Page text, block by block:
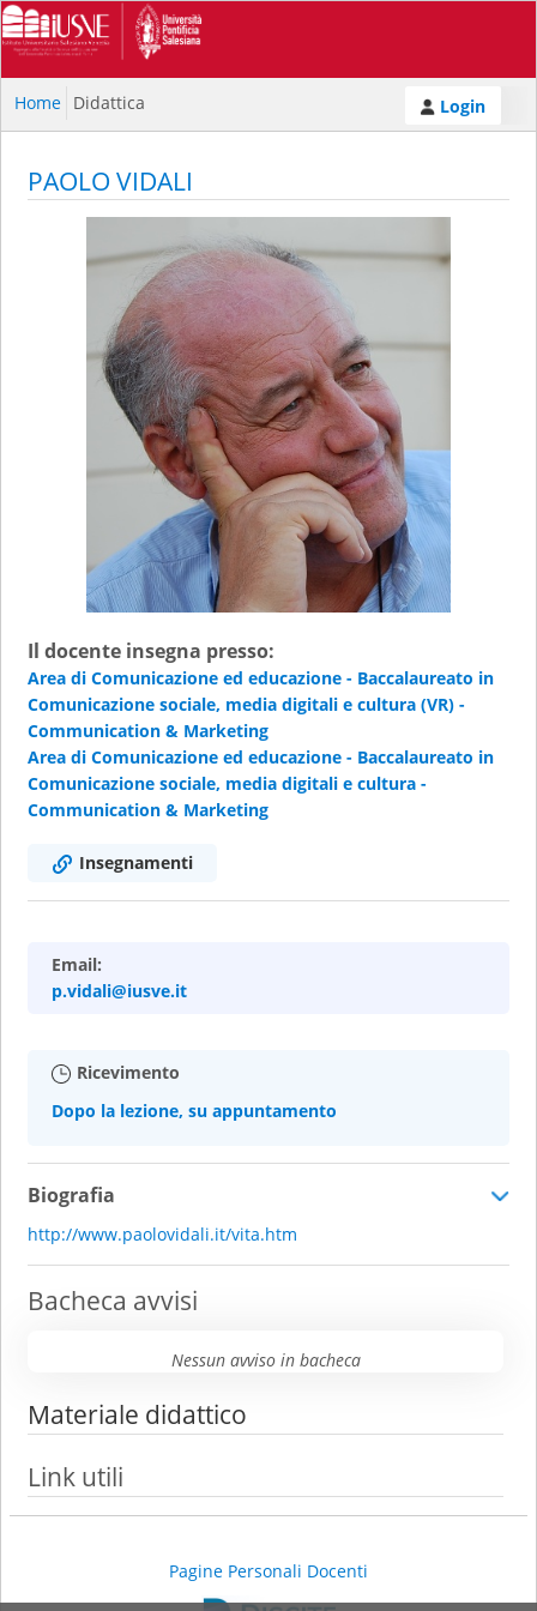
Home Didattica Login
PAOLO VIDALI
Il docente insegna presso:
Area di Comunicazione ed educazione - Baccalaureato in
Comunicazione sociale, media digitali e cultura (VR) -
Communication & Marketing
Area di Comunicazione ed educazione - Baccalaureato in
Comunicazione sociale, media digitali e cultura -
Communication & Marketing
Insegnamenti
Email:
p.vidali@iusve.it
Ricevimento
Dopo la lezione, su appuntamento
Biografia
http://www.paolovidali.it/vita.htm
Bacheca avvisi
Nessun avviso in bacheca
Materiale didattico
Link utili
Pagine Personali Docenti